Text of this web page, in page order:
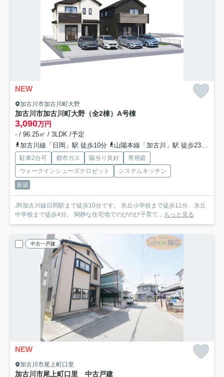
NEW
加古川市加古川町大野
加古川市加古川町大野（全2棟）A号棟
3,090万円
- / 96.25㎡ / 3LDK /予定
加古川線「日岡」駅 徒歩10分
山陽本線「加古川」駅 徒歩23分
駐車2台可 都市ガス 陽当り良好
専用庭
ウォークインシューズクロゼット
システムキッチン
新築
JR加古川線日岡駅まで徒歩10分です。 氷丘小学校まで徒歩11分、氷丘
中学校まで徒歩4分。 閑静な住宅地でのびのび子育て... もっと見る
中古一戸建
NEW
加古川市尾上町口里
加古川市尾上町口里 中古戸建